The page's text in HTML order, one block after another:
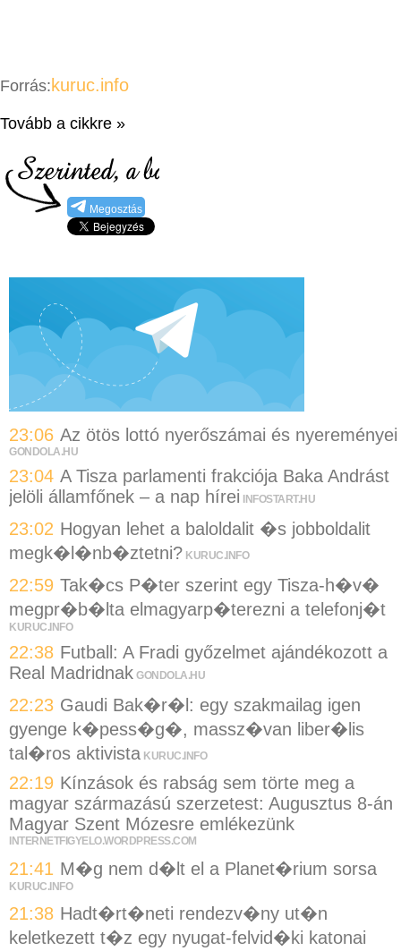
Forrás: kuruc.info
Tovább a cikkre »
Megosztás
23:06 Az ötös lottó nyerőszámai és nyereményei
GONDOLA.HU
23:04 A Tisza parlamenti frakciója Baka Andrást
jelöli államfőnek – a nap hírei
INFOSTART.HU
23:02 Hogyan lehet a baloldalit �s jobboldalit
megk�l�nb�ztetni? KURUC.INFO
22:59 Tak�cs P�ter szerint egy Tisza-h�v�
megpr�b�lta elmagyarp�terezni a telefonj�t
KURUC.INFO
22:38 Futball: A Fradi győzelmet ajándékozott a
Real Madridnak GONDOLA.HU
22:23 Gaudi Bak�r�l: egy szakmailag igen
gyenge k�pess�g�, massz�van liber�lis
tal�ros aktivista KURUC.INFO
22:19 Kínzások és rabság sem törte meg a
magyar származású szerzetest: Augusztus 8-án
Magyar Szent Mózesre emlékezünk
INTERNETFIGYELO.WORDPRESS.COM
21:41 M�g nem d�lt el a Planet�rium sorsa
KURUC.INFO
21:38 Hadt�rt�neti rendezv�ny ut�n
keletkezett t�z egy nyugat-felvid�ki katonai